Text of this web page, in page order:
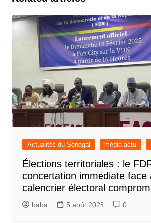
Actualités du Sénégal média actu
Élections territoriales : le
concertation immédiate face
calendrier électoral
baba 5 août 2026 0